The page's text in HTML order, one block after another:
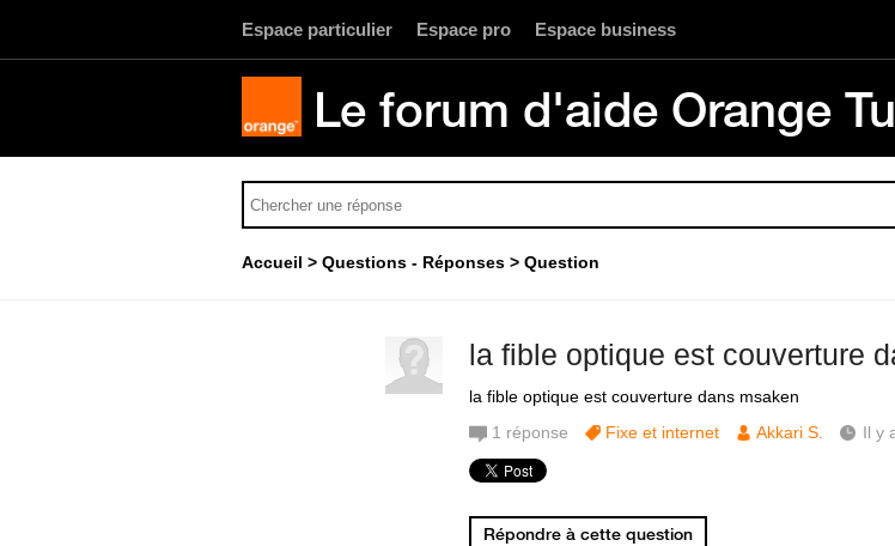
Espace particulier Espace pro Espace business
Le forum d'aide Orange
Accueil Questions - Réponses Question
la fible optique est couverture
la fible optique est couverture dans msaken
1 réponse Fixe et internet Akkari S. Il y
Répondre à cette question